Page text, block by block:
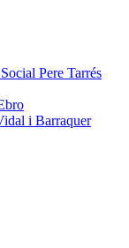
Pere Tarrés
i Barraquer